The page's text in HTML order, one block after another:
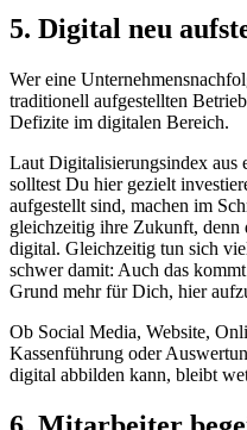
5. Digital neu
Wer eine
traditionell aufgestellten
Defizite im digitalen Bereich.
Laut Digitalisierungsindex aus
solltest Du hier gezielt
aufgestellt sind, machen im
gleichzeitig ihre Zukunft, denn
digital. Gleichzeitig tun sich
schwer damit: Auch das
Grund mehr für Dich, hier
Ob Social Media, Website,
Kassenführung oder
digital abbilden kann, bleibt